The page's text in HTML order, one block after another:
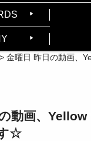
> 金曜日 昨日の動画、
動画、Yellow
☆